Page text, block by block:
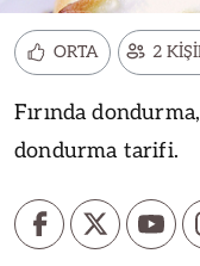
ORTA 2
Fırında dondurma,
dondurma tarifi.